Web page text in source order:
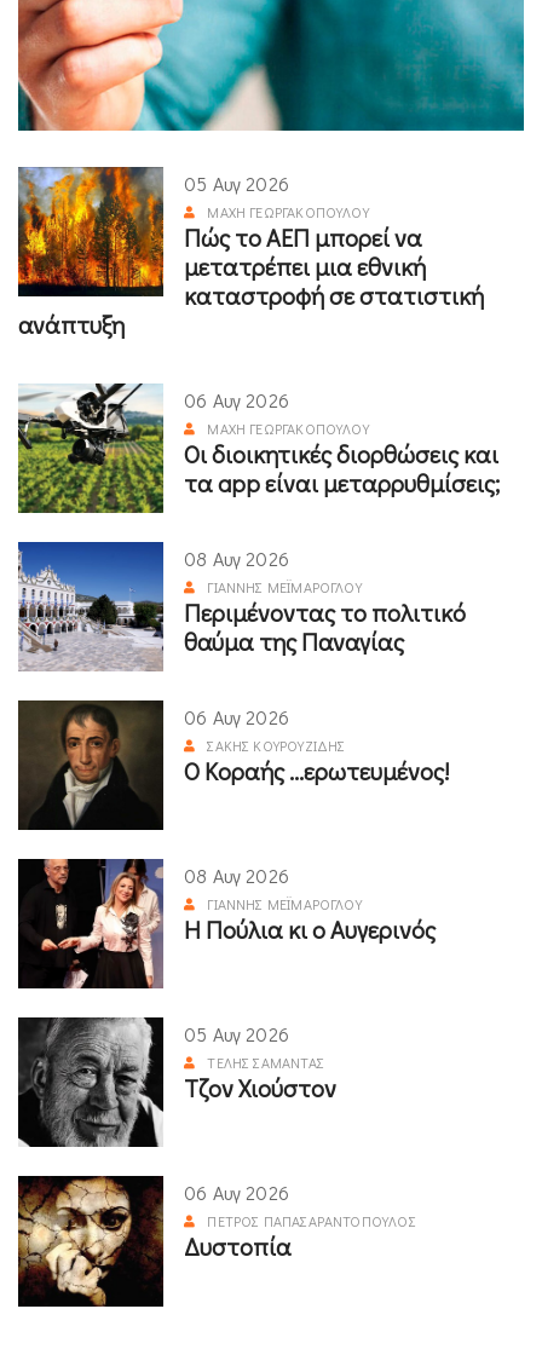
05 Αυγ 2026
ΜΆΧΗ ΓΕΩΡΓΑΚΟΠΟΎΛΟΥ
Πώς το ΑΕΠ μπορεί να
μετατρέπει μια εθνική
καταστροφή σε στατιστική
ανάπτυξη
06 Αυγ 2026
ΜΆΧΗ ΓΕΩΡΓΑΚΟΠΟΎΛΟΥ
Οι διοικητικές διορθώσεις και
τα app είναι μεταρρυθμίσεις;
08 Αυγ 2026
ΓΙΆΝΝΗΣ ΜΕΪΜΆΡΟΓΛΟΥ
Περιμένοντας το πολιτικό
θαύμα της Παναγίας
06 Αυγ 2026
ΣΆΚΗΣ ΚΟΥΡΟΥΖΊΔΗΣ
Ο Κοραής ...ερωτευμένος!
08 Αυγ 2026
ΓΙΆΝΝΗΣ ΜΕΪΜΆΡΟΓΛΟΥ
Η Πούλια κι ο Αυγερινός
05 Αυγ 2026
ΤΈΛΗΣ ΣΑΜΑΝΤΆΣ
Τζον Χιούστον
06 Αυγ 2026
ΠΈΤΡΟΣ ΠΑΠΑΣΑΡΑΝΤΌΠΟΥΛΟΣ
Δυστοπία